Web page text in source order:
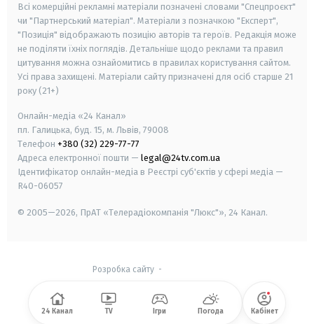
Всі комерційні рекламні матеріали позначені словами "Спецпроєкт"
чи "Партнерський матеріал". Матеріали з позначкою "Експерт",
"Позиція" відображають позицію авторів та героїв. Редакція може
не поділяти їхніх поглядів. Детальніше щодо реклами та правил
цитування можна ознайомитись в правилах користування сайтом.
Усі права захищені. Матеріали сайту призначені для осіб старше 21
року (21+)
Онлайн-медіа «24 Канал»
пл. Галицька, буд. 15, м. Львів, 79008
Телефон +380 (32) 229-77-77
Адреса електронної пошти — legal@24tv.com.ua
Ідентифікатор онлайн-медіа в Реєстрі суб'єктів у сфері медіа —
R40-06057
© 2005—2026, ПрАТ «Телерадіокомпанія "Люкс"», 24 Канал.
Розробка сайту-
24 Канал TV Ігри Погода Кабінет